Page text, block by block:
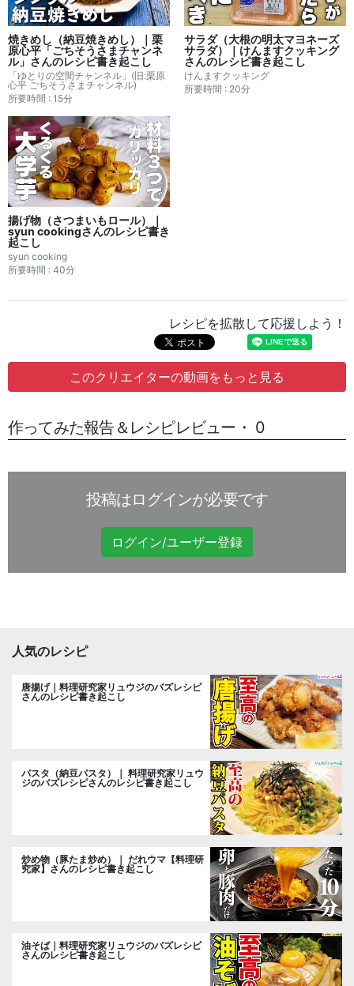
焼きめし（納豆焼きめし）｜栗
原心平「ごちそうさまチャンネ
ル」さんのレシピ書き起こし
「ゆとりの空間チャンネル」(旧:栗原
心平 ごちそうさまチャンネル)
所要時間 : 15分
サラダ（大根の明太マヨネーズ
サラダ）｜けんますクッキング
さんのレシピ書き起こし
けんますクッキング
所要時間 : 20分
揚げ物（さつまいもロール）｜
syun cookingさんのレシピ書き
起こし
syun cooking
所要時間 : 40分
レシピを拡散して応援しよう！
このクリエイターの動画をもっと見る
作ってみた報告＆レシピレビュー・ 0
投稿はログインが必要です
ログイン/ユーザー登録
人気のレシピ
唐揚げ｜料理研究家リュウジのバズレシピ
さんのレシピ書き起こし
パスタ（納豆パスタ）｜ 料理研究家リュウ
ジのバズレシピさんのレシピ書き起こし
炒め物（豚たま炒め）｜ だれウマ【料理研
究家】さんのレシピ書き起こし
油そば｜料理研究家リュウジのバズレシピ
さんのレシピ書き起こし